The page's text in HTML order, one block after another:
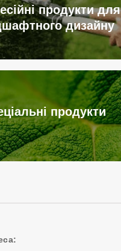
продукти для
дизайну
продукти